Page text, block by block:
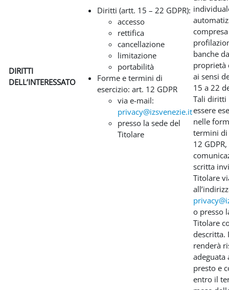
DIRITTI
DELL’INTERESSATO
Diritti (artt. 15 – 22 GDPR):
accesso
rettifica
cancellazione
limitazione
portabilità
Forme e termini di
esercizio: art. 12 GDPR
via e-mail:
privacy@izsvenezie.it
presso la sede del
Titolare
banche
proprietà
ai sensi
15 a 22
Tali diritti
essere
nelle
termini di
12
scritta
Titolare
o presso
Titolare
descritta.
renderà
adeguata
presto e
entro il